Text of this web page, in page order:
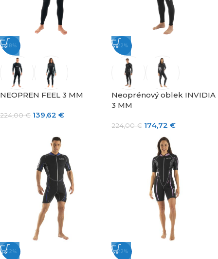
-38%
NEOPREN FEEL 3 MM
224,00€ 139,62 €
-22%
Neoprénový oblek INVIDIA
3 MM
224,00€ 174,72 €
-22% -22%